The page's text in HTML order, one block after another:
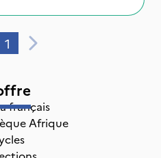
1
français
Afrique